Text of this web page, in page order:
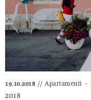
19.10.2018 Apartamenti
2018